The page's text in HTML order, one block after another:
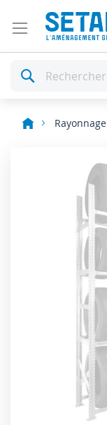
Rechercher